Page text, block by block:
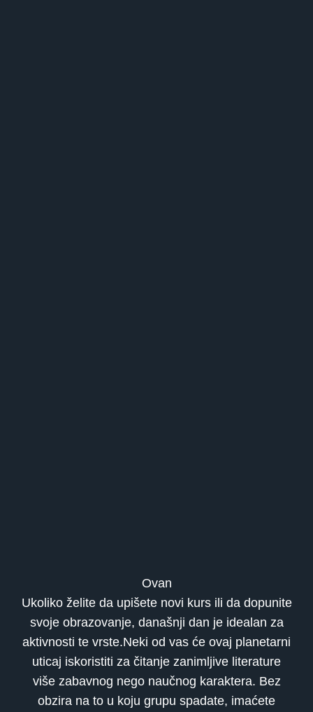
Ovan
Ukoliko želite da upišete novi kurs ili da dopunite
svoje obrazovanje, današnji dan je idealan za
aktivnosti te vrste.Neki od vas će ovaj planetarni
uticaj iskoristiti za čitanje zanimljive literature
više zabavnog nego naučnog karaktera. Bez
obzira na to u koju grupu spadate, imaćete